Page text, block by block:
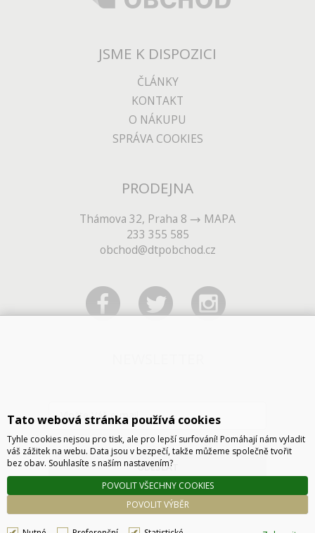
JSME K DISPOZICI
ČLÁNKY
KONTAKT
O NÁKUPU
SPRÁVA COOKIES
PRODEJNA
Thámova 32, Praha 8
MAPA
233 355 585
obchod@dtpobchod.cz
ODESLAT
Tato webová stránka používá cookies
Tyhle cookies nejsou pro tisk, ale pro lepší surfování! Pomáhají nám vyladit
váš zážitek na webu. Data jsou v bezpečí, takže můžeme společně tvořit
bez obav. Souhlasíte s naším nastavením?
POVOLIT VÝBĚR
POVOLIT VŠECHNY COOKIES